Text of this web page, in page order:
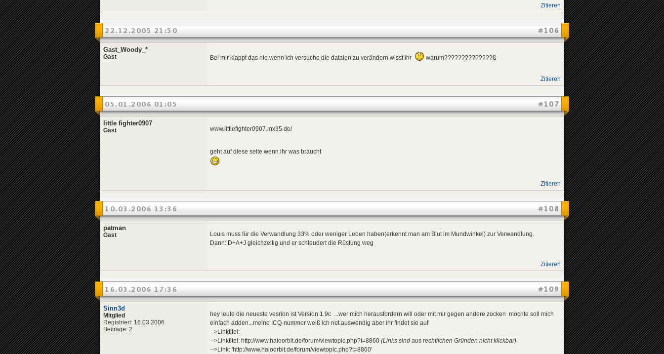
Zitieren
#106
22.12.2005 21:50
Gast_Woody_*
Gast Bei mir klappt das nie wenn ich versuche die dataien zu verändern wisst ihr warum??????????????ß
Zitieren
#107
05.01.2006 01:05
little fighter0907
Gast www.littlefighter0907.mx35.de/
geht auf diese seite wenn ihr was braucht
Zitieren
#108
10.03.2006 13:36
patman
Gast
Louis muss für die Verwandlung 33% oder weniger Leben haben(erkennt man am Blut im Mundwinkel) zur Verwandlung.
Dann: D+A+J gleichzeitig und er schleudert die Rüstung weg
Zitieren
#109
16.03.2006 17:36
Sinn3d
Mitglied
Registriert: 16.03.2006
Beiträge: 2
hey leute die neueste vesrion ist Version 1.9c ...wer mich herausfordern will oder mit mir gegen andere zocken möchte soll mich
einfach adden...meine ICQ-nummer weiß ich net auswendig aber ihr findet sie auf
-->Linktitel:
-->Linktitel: http://www.haloorbit.de/forum/viewtopic.php?t=8860 (Links sind aus rechtlichen Gründen nicht klickbar)
-->Link: 'http://www.haloorbit.de/forum/viewtopic.php?t=8860'